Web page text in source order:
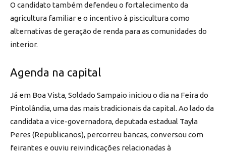
O candidato também defendeu o fortalecimento da
agricultura familiar e o incentivo à piscicultura como
alternativas de geração de renda para as comunidades do
interior.
Agenda na capital
Já em Boa Vista, Soldado Sampaio iniciou o dia na Feira do
Pintolândia, uma das mais tradicionais da capital. Ao lado da
candidata a vice-governadora, deputada estadual Tayla
Peres (Republicanos), percorreu bancas, conversou com
feirantes e ouviu reivindicações relacionadas à